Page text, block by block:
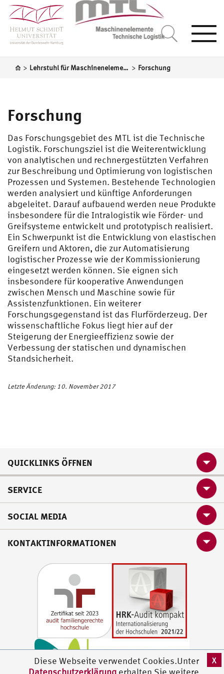
Diese Webseite verwendet Cookies.Unter
Datenschutzerklärung erhalten Sie weitere
X
> Lehrstuhl für Maschinenelemente und Technische Logistik > Forschung
Forschung
Das Forschungsgebiet des MTL ist die Technische
Logistik. Forschungsziel ist die Weiterentwicklung
von analytischen und rechnergestützten Verfahren
zur Beschreibung und Optimierung von logistischen
Prozessen und Systemen. Bestehende Technologien
werden analysiert und künftige Anforderungen
abgeleitet. Darauf aufbauend werden neue Produkte
insbesondere für die Intralogistik wie Förder- und
Greifsysteme entwickelt und prototypisch realisiert.
Ein Schwerpunkt ist die Entwicklung von elastischen
Greifern und Aktoren, die zur Automatisierung
logistischer Prozesse wie der Kommissionierung
eingesetzt werden können. Sie eignen sich
insbesondere für kooperative Anwendungen
zwischen Mensch und Maschine sowie für
Assistenzfunktionen. Ein weiterer
Forschungsgegenstand ist das Flurförderzeug. Der
wissenschaftliche Fokus liegt hier auf der
Steigerung der Energieeffizienz sowie der
Verbessung der statischen und dynamischen
Standsicherheit.
Letzte Änderung: 10. November 2017
QUICKLINKS ÖFFNEN
SERVICE
SOCIAL MEDIA
KONTAKTINFORMATIONEN